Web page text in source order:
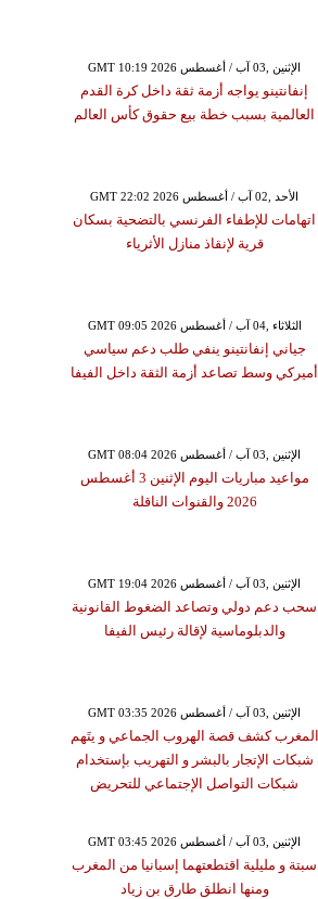
GMT 10:19 2026 الإثنين ,03 آب / أغسطس
إنفانتينو يواجه أزمة ثقة داخل كرة القدم
العالمية بسبب خطة بيع حقوق كأس العالم
GMT 22:02 2026 الأحد ,02 آب / أغسطس
اتهامات للإطفاء الفرنسي بالتضحية بسكان
قرية لإنقاذ منازل الأثرياء
GMT 09:05 2026 الثلاثاء ,04 آب / أغسطس
جياني إنفانتينو ينفي طلب دعم سياسي
أميركي وسط تصاعد أزمة الثقة داخل الفيفا
GMT 08:04 2026 الإثنين ,03 آب / أغسطس
مواعيد مباريات اليوم الإثنين 3 أغسطس
2026 والقنوات الناقلة
GMT 19:04 2026 الإثنين ,03 آب / أغسطس
سحب دعم دولي وتصاعد الضغوط القانونية
والدبلوماسية لإقالة رئيس الفيفا
GMT 03:35 2026 الإثنين ,03 آب / أغسطس
المغرب كشف قصة الهروب الجماعي و يتَهم
شبكات الإتجار بالبشر و التهريب بإستخدام
شبكات التواصل الإجتماعي للتحريض
GMT 03:45 2026 الإثنين ,03 آب / أغسطس
سبتة و مليلية اقتطعتهما إسبانيا من المغرب
ومنها انطلق طارق بن زياد